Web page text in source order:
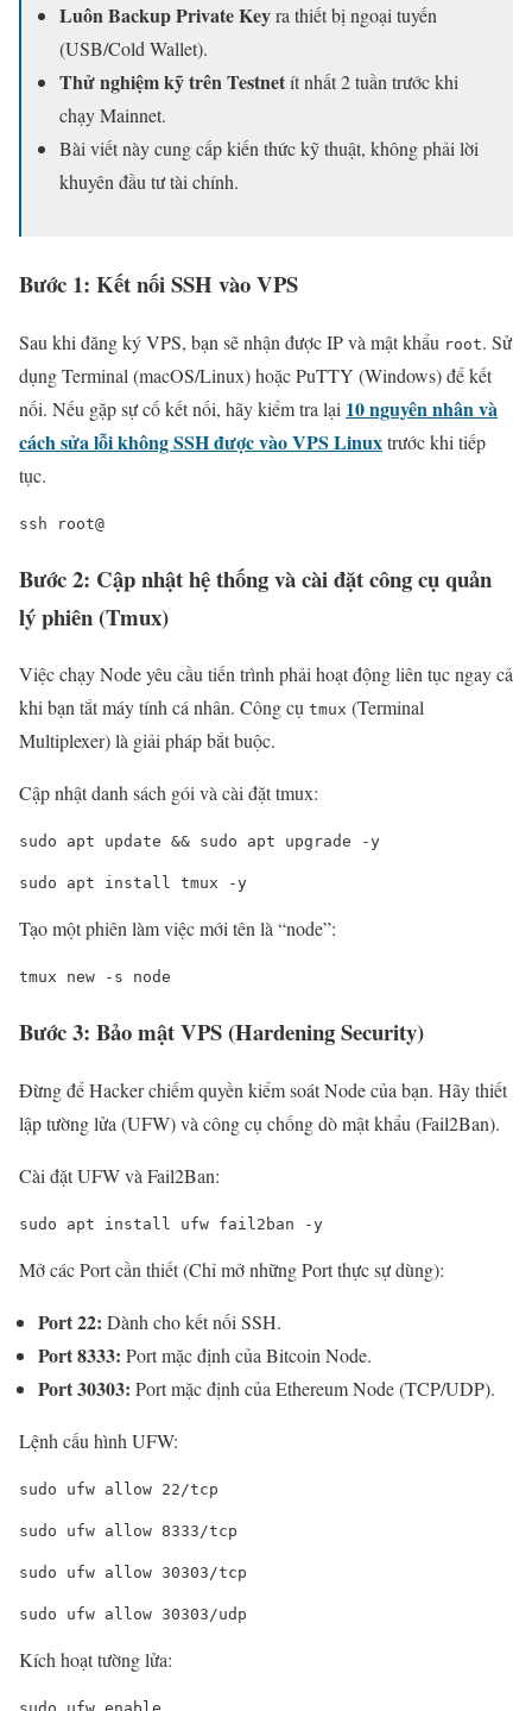
Luôn Backup Private Keyra thiết bị ngoại tuyến
(USB/Cold Wallet).
Thử nghiệm kỹ trên Testnetít nhất 2 tuần trước khi
chạy Mainnet.
Bài viết này cung cấp kiến thức kỹ thuật, không phải lời
khuyên đầu tư tài chính.
Bước 1: Kết nối SSH vào VPS
Sau khi đăng ký VPS, bạn sẽ nhận được IP và mật khẩu root. Sử
dụng Terminal (macOS/Linux) hoặc PuTTY (Windows) để kết
nối. Nếu gặp sự cố kết nối, hãy kiểm tra lại 10 nguyên nhân và
cách sửa lỗi không SSH được vào VPS Linuxtrước khi tiếp
tục.
ssh root@
Bước 2: Cập nhật hệ thống và cài đặt công cụ quản
lý phiên (Tmux)
Việc chạy Node yêu cầu tiến trình phải hoạt động liên tục ngay cả
khi bạn tắt máy tính cá nhân. Công cụ tmux (Terminal
Multiplexer) là giải pháp bắt buộc.
Cập nhật danh sách gói và cài đặt tmux:
sudo apt update && sudo apt upgrade -y
sudo apt install tmux -y
Tạo một phiên làm việc mới tên là “node”:
tmux new -s node
Bước 3: Bảo mật VPS (Hardening Security)
Đừng để Hacker chiếm quyền kiểm soát Node của bạn. Hãy thiết
lập tường lửa (UFW) và công cụ chống dò mật khẩu (Fail2Ban).
Cài đặt UFW và Fail2Ban:
sudo apt install ufw fail2ban -y
Mở các Port cần thiết (Chỉ mở những Port thực sự dùng):
Port 22: Dành cho kết nối SSH.
Port 8333: Port mặc định của Bitcoin Node.
Port 30303: Port mặc định của Ethereum Node (TCP/UDP).
Lệnh cấu hình UFW:
sudo ufw allow 22/tcp
sudo ufw allow 8333/tcp
sudo ufw allow 30303/tcp
sudo ufw allow 30303/udp
Kích hoạt tường lửa: